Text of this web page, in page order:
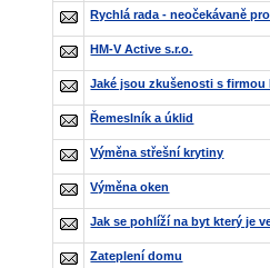
Rychlá rada - neočekávaně
HM-V Active s.r.o.
Jaké jsou zkušenosti s firmou
Řemeslník a úklid
Výměna střešní krytiny
Výměna oken
Jak se pohlíží na byt který je
Zateplení domu